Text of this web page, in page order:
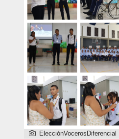
ElecciónVocerosDiferencial